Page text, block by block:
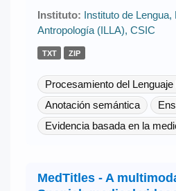
Instituto: Instituto de Lengua,
Antropología (ILLA), CSIC
TXT ZIP
Procesamiento del Lenguaje
Anotación semántica
Evidencia basada en la
MedTitles - A